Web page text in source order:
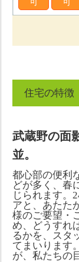
住宅の特徴
武蔵野の面
並。
都心部の便利
どが多く、春
じられます。
アと、あたた
様のご要望・
め、どうすれ
るかを、スタ
てまいります
が、私たちの